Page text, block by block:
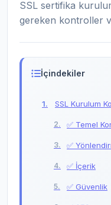
SSL sertifika
gereken kontroller
İçindekiler
SSL Kurulum
✅ Temel
✅
✅ İçerik
✅ Güvenlik